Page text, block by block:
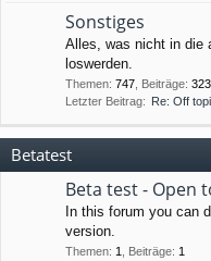
Sonstiges
Alles, was nicht in die
loswerden.
Themen: 747 Beiträge:
Letzter Beitrag: Re: Off
Betatest
Beta test - Open
In this forum you can
version.
Themen: 1 Beiträge: 1